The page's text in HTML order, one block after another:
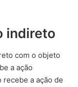
indireto
com o objeto
a ação
a ação de